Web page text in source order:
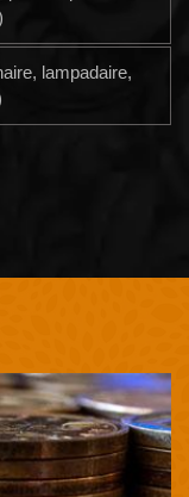
lampadaire,